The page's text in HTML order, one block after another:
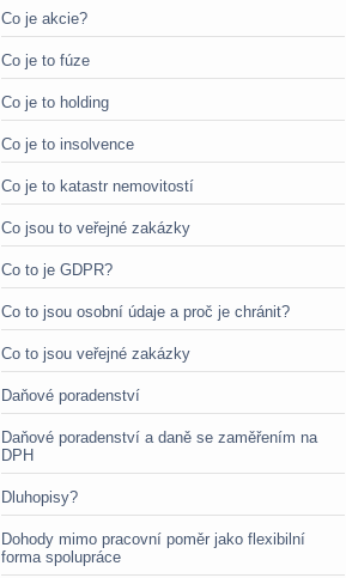
Co je akcie?
Co je to fúze
Co je to holding
Co je to insolvence
Co je to katastr nemovitostí
Co jsou to veřejné zakázky
Co to je GDPR?
Co to jsou osobní údaje a proč je chránit?
Co to jsou veřejné zakázky
Daňové poradenství
Daňové poradenství a daně se zaměřením na
DPH
Dluhopisy?
Dohody mimo pracovní poměr jako flexibilní
forma spolupráce